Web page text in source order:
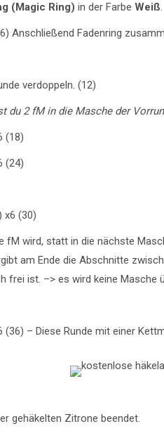
(Magic Ring) in der Farbe Weiß.
Anschließend Fadenring
verdoppeln. (12)
du 2 fM in die Masche der
(18)
(24)
x6 (30)
fM wird, statt in die nächste
am Ende die Abschnitte
frei ist. –> es wird keine Masche
(36) – Diese Runde mit einer
gehäkelten Zitrone beendet.